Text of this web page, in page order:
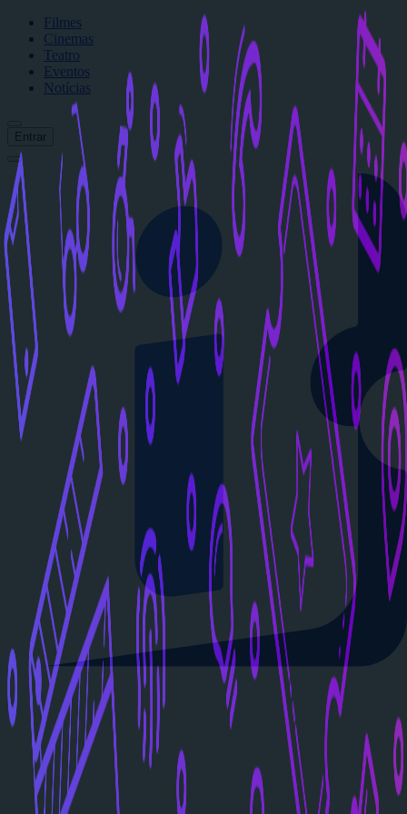
Filmes
Cinemas
Teatro
Eventos
Notícias
Entrar
Início
Filmes
Cinemas
Teatro
Eventos
Notícias